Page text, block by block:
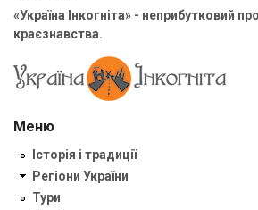
«Україна Інкогніта» - неприбутковий
краєзнавства.
Меню
Історія і традиції
Регіони України
Тури